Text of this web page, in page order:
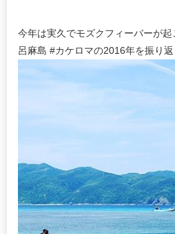
今年は実久でモズクフィーバーが
呂麻島 #カケロマの2016年を振り返